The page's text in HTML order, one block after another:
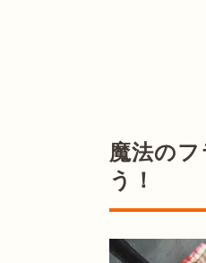
魔法の
う！